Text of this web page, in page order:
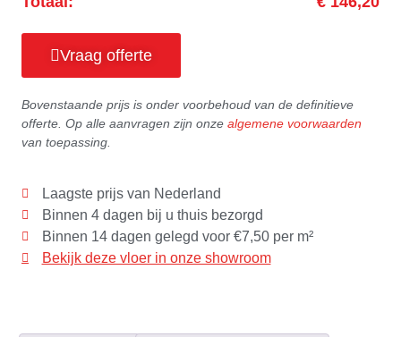
Vraag offerte
Bovenstaande prijs is onder voorbehoud van de definitieve
offerte. Op alle aanvragen zijn onze algemene voorwaarden
van toepassing.
Laagste prijs van Nederland
Binnen 4 dagen bij u thuis bezorgd
Binnen 14 dagen gelegd voor €7,50 per m²
Bekijk deze vloer in onze showroom